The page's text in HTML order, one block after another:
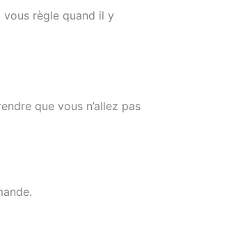
règle quand il y
que vous n’allez pas